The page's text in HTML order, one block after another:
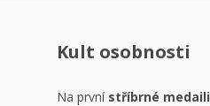
Kult osobnosti
Na první stříbrné medaili